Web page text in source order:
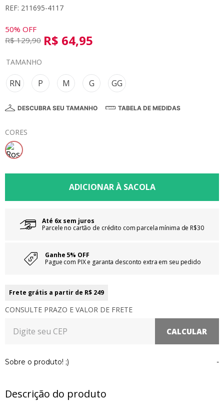
REF: 211695-4117
50% OFF
R$ 129,90 R$ 64,95
TAMANHO
RN P M G GG
DESCUBRA SEU TAMANHO TABELA DE MEDIDAS
CORES
Até 6x sem juros
Parcele no cartão de crédito com parcela mínima de R$30
Ganhe 5% OFF
Pague com PIX e garanta desconto extra em seu pedido
Frete grátis a partir de R$ 249
CONSULTE PRAZO E VALOR DE FRETE
Sobre o produto! ;) -
Descrição do produto
8º
calça
9º
10º colorittá